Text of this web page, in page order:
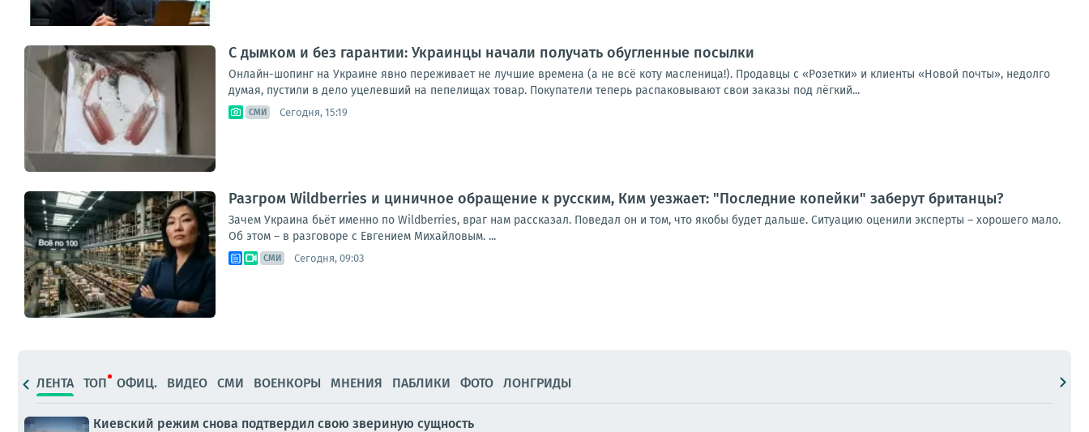
С дымком и без гарантии: Украинцы начали получать обугленные посылки
Онлайн-шопинг на Украине явно переживает не лучшие времена (а не всё коту масленица!). Продавцы с «Розетки» и клиенты «Новой почты», недолго
думая, пустили в дело уцелевший на пепелищах товар. Покупатели теперь распаковывают свои заказы под лёгкий...
СМИ Сегодня, 15:19
Разгром Wildberries и циничное обращение к русским, Ким уезжает: "Последние копейки" заберут британцы?
Зачем Украина бьёт именно по Wildberries, враг нам рассказал. Поведал он и том, что якобы будет дальше. Ситуацию оценили эксперты – хорошего мало.
Об этом – в разговоре с Евгением Михайловым. ...
СМИ Сегодня, 09:03
ЛЕНТА ТОП ОФИЦ. ВИДЕО СМИ ВОЕНКОРЫ МНЕНИЯ ПАБЛИКИ ФОТО ЛОНГРИДЫ
Киевский режим снова подтвердил свою звериную сущность